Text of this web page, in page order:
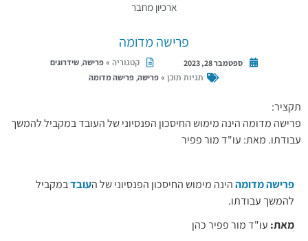
ארכיון מחבר
פרישה מדומה
ספטמבר 28, 2023 קטגוריה » פרישה,שידרוגים
תגיות תוכן » פרישה,פרישה מדומה
תקציר:
פרישה מדומה הינה מימוש החיסכון הפנסיוני של העובד במקביל להמשך
עבודתו. מאת: עו"ד מור פפיר
פרישה מדומההינה מימוש החיסכון הפנסיוני של העובדבמקביל
להמשך עבודתו.
מאת:עו"ד מור פפיר כהן